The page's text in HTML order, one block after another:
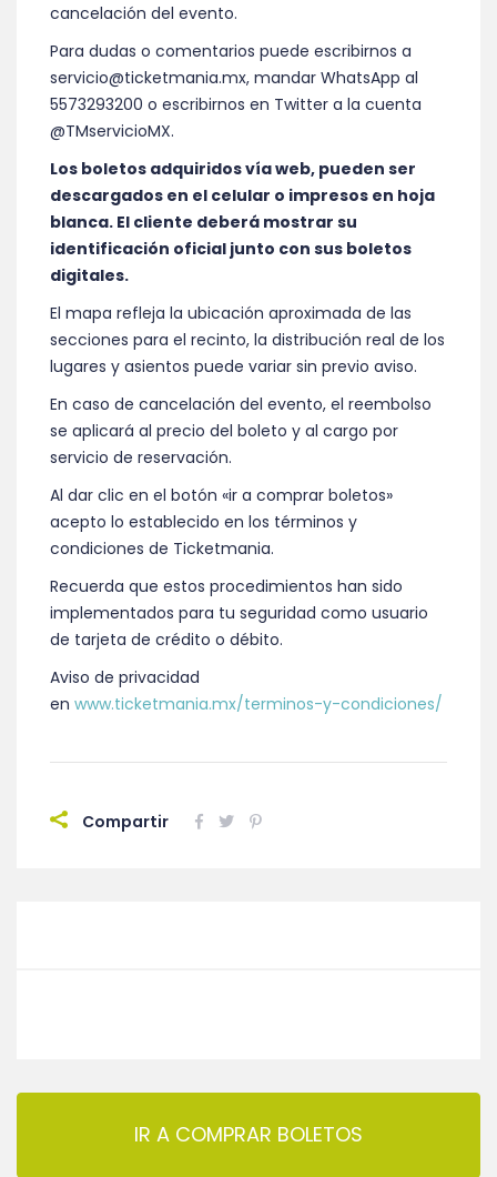
cancelación del evento.
Para dudas o comentarios puede escribirnos a
servicio@ticketmania.mx, mandar WhatsApp al
5573293200 o escribirnos en Twitter a la cuenta
@TMservicioMX.
Los boletos adquiridos vía web, pueden ser
descargados en el celular o impresos en hoja
blanca. El cliente deberá mostrar su
identificación oficial junto con sus boletos
digitales.
El mapa refleja la ubicación aproximada de las
secciones para el recinto, la distribución real de los
lugares y asientos puede variar sin previo aviso.
En caso de cancelación del evento, el reembolso
se aplicará al precio del boleto y al cargo por
servicio de reservación.
Al dar clic en el botón «ir a comprar boletos»
acepto lo establecido en los términos y
condiciones de Ticketmania.
Recuerda que estos procedimientos han sido
implementados para tu seguridad como usuario
de tarjeta de crédito o débito.
Aviso de privacidad
en www.ticketmania.mx/terminos-y-condiciones/
Compartir
IR A COMPRAR BOLETOS